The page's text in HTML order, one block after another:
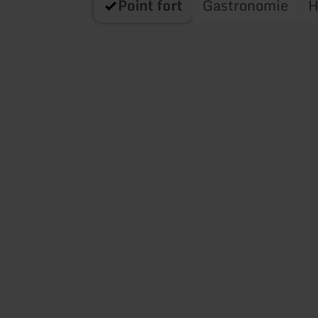
Point fort Gastronomie